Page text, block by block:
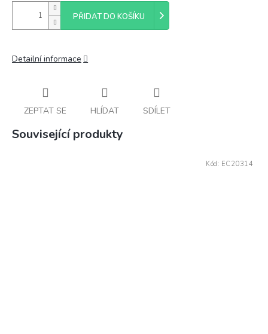
PŘIDAT DO KOŠÍKU
Detailní informace
ZEPTAT SE HLÍDAT SDÍLET
Související produkty
Kód: EC20314